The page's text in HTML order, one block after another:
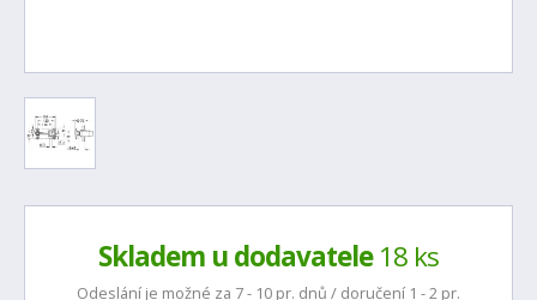
Skladem u dodavatele18 ks
Odeslání je možné za 7 - 10 pr. dnů / doručení 1 - 2 pr.